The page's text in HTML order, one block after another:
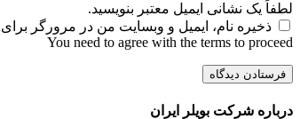
لطفاً یک نشانی ایمیل معتبر بنویسید.
ذخیره نام، ایمیل و وبسایت من در مرورگر
You need to agree with the terms to proceed
فرستادن دیدگاه
درباره شرکت بویلر ایران